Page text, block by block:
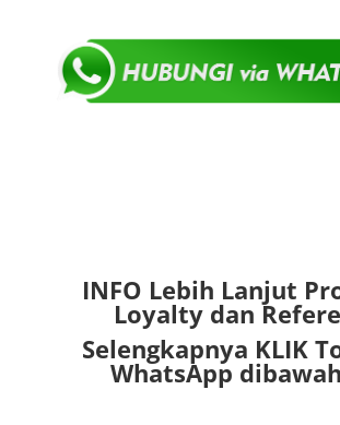
INFO Lebih Lanjut
Loyalty dan
Selengkapnya KLIK
WhatsApp